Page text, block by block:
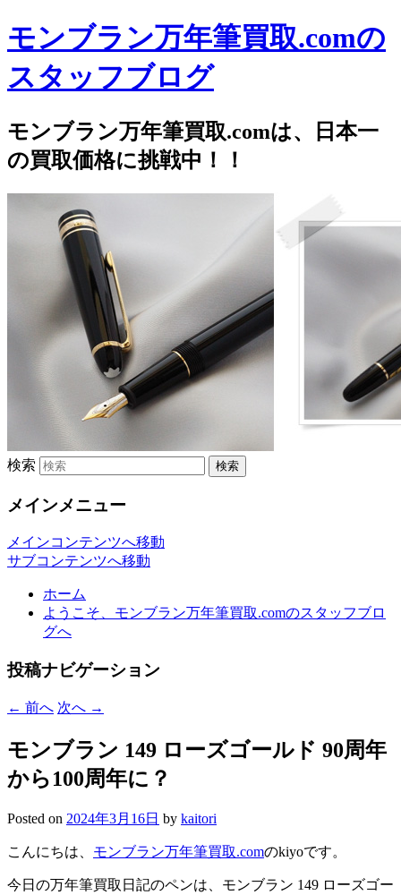
モンブラン万年筆買取.comの
スタッフブログ
モンブラン万年筆買取.comは、日本一
の買取価格に挑戦中！！
検索
メインメニュー
メインコンテンツへ移動
サブコンテンツへ移動
ホーム
ようこそ、モンブラン万年筆買取.comのスタッフブロ
グへ
投稿ナビゲーション
← 前へ 次へ →
モンブラン 149 ローズゴールド 90周年
から100周年に？
Posted on 2024年3月16日 by kaitori
こんにちは、 モンブラン万年筆買取.comのkiyoです。
今日の万年筆買取日記のペンは、モンブラン 149 ローズゴー